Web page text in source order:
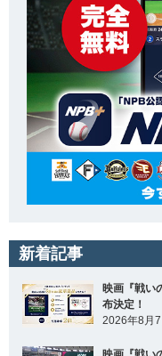
新着記事
映画『戦い
布決定！
2026年8月7